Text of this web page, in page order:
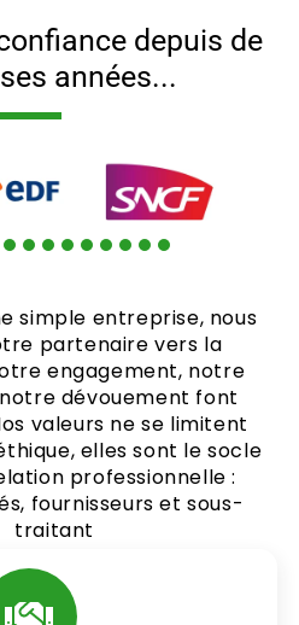
depuis de
années...
simple entreprise, nous
partenaire vers la
engagement, notre
dévouement font
valeurs ne se limitent
elles sont le socle
professionnelle :
fournisseurs et sous-
traitant